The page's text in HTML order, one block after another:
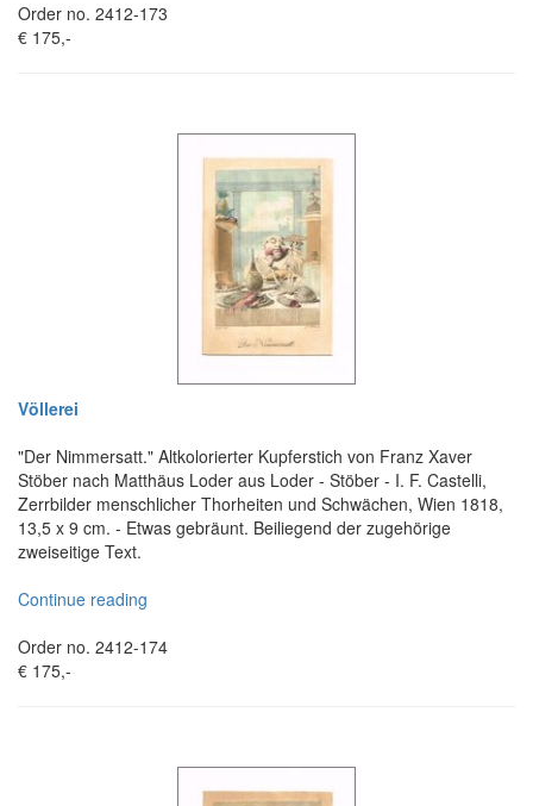
Order no. 2412-173
€ 175,-
Völlerei
"Der Nimmersatt." Altkolorierter Kupferstich von Franz Xaver
Stöber nach Matthäus Loder aus Loder - Stöber - I. F. Castelli,
Zerrbilder menschlicher Thorheiten und Schwächen, Wien 1818,
13,5 x 9 cm. - Etwas gebräunt. Beiliegend der zugehörige
zweiseitige Text.
Continue reading
Order no. 2412-174
€ 175,-